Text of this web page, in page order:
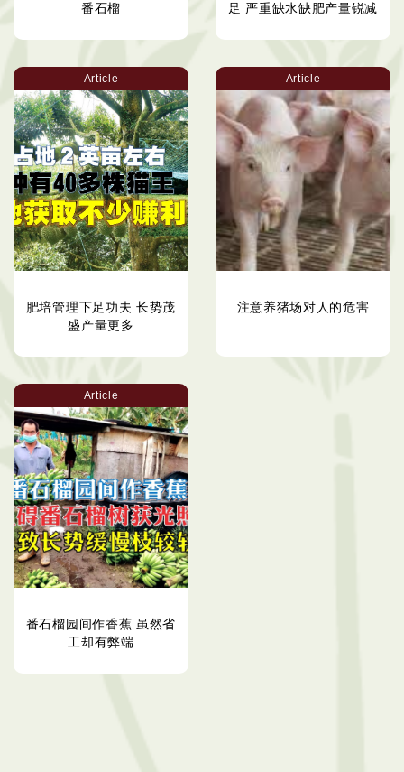
番石榴
足 严重缺水缺肥产量锐减
Article
肥培管理下足功夫 长势茂
盛产量更多
Article
注意养猪场对人的危害
Article
番石榴园间作香蕉 虽然省
工却有弊端